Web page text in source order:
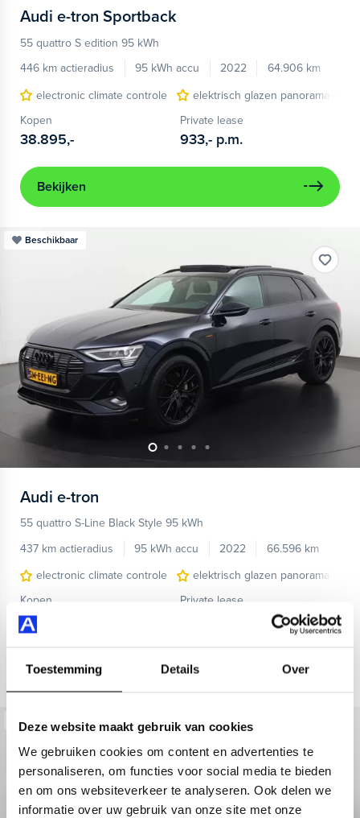
Toestemming Details Over
Deze website maakt gebruik van cookies
We gebruiken cookies om content en advertenties te
personaliseren, om functies voor social media te bieden
en om ons websiteverkeer te analyseren. Ook delen we
informatie over uw gebruik van onze site met onze
Audi e-tron Sportback
55 quattro S edition 95 kWh
446 km actieradius
95 kWh accu 2022
64.906 km
electronic climate controle
elektrisch glazen panorama-dak
Kopen
38.895,-
Private lease
933,- p.m.
Bekijken
Beschikbaar
Audi e-tron
55 quattro S-Line Black Style 95 kWh
437 km actieradius
95 kWh accu 2022
66.596 km
electronic climate controle
elektrisch glazen panorama-dak
Kopen
39.895,-
Private lease
Bekijken
Beschikbaar